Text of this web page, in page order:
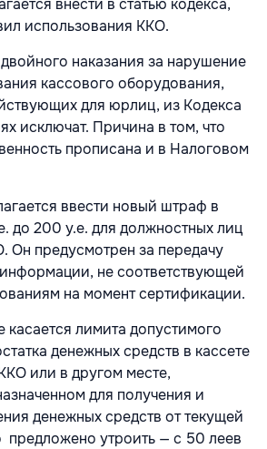
внести в статью кодекса,
использования ККО.
наказания за нарушение
кассового оборудования,
для юрлиц, из Кодекса
исключат. Причина в том, что
прописана и в Налоговом
ввести новый штраф в
до 200 у.е. для должностных лиц
Он предусмотрен за передачу
не соответствующей
на момент сертификации.
касается лимита допустимого
денежных средств в кассете
или в другом месте,
для получения и
денежных средств от текущей
предложено утроить — с 50 леев